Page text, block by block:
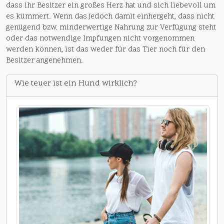
dass ihr Besitzer ein großes Herz hat und sich liebevoll um
es kümmert. Wenn das jedoch damit einhergeht, dass nicht
genügend bzw. minderwertige Nahrung zur Verfügung steht
oder das notwendige Impfungen nicht vorgenommen
werden können, ist das weder für das Tier noch für den
Besitzer angenehmen.
Wie teuer ist ein Hund wirklich?